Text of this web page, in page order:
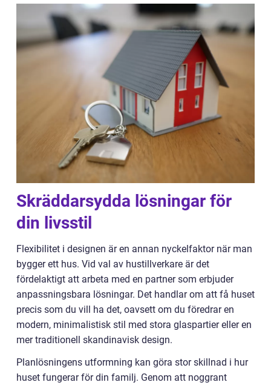
Skräddarsydda lösningar för
din livsstil
Flexibilitet i designen är en annan nyckelfaktor när man
bygger ett hus. Vid val av hustillverkare är det
fördelaktigt att arbeta med en partner som erbjuder
anpassningsbara lösningar. Det handlar om att få huset
precis som du vill ha det, oavsett om du föredrar en
modern, minimalistisk stil med stora glaspartier eller en
mer traditionell skandinavisk design.
Planlösningens utformning kan göra stor skillnad i hur
huset fungerar för din familj. Genom att noggrant